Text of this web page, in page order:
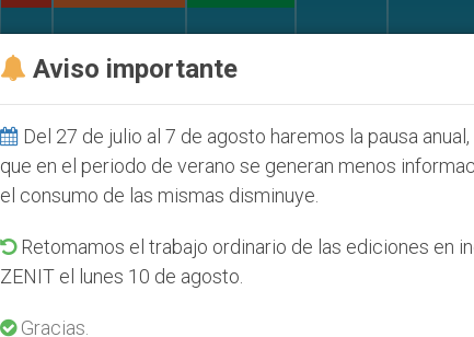
Aviso importante
Del 27 de julio al 7 de agosto haremos la pausa
que en el periodo de verano se generan menos
el consumo de las mismas disminuye.
Retomamos el trabajo ordinario de las ediciones en
ZENIT el lunes 10 de agosto.
Gracias.